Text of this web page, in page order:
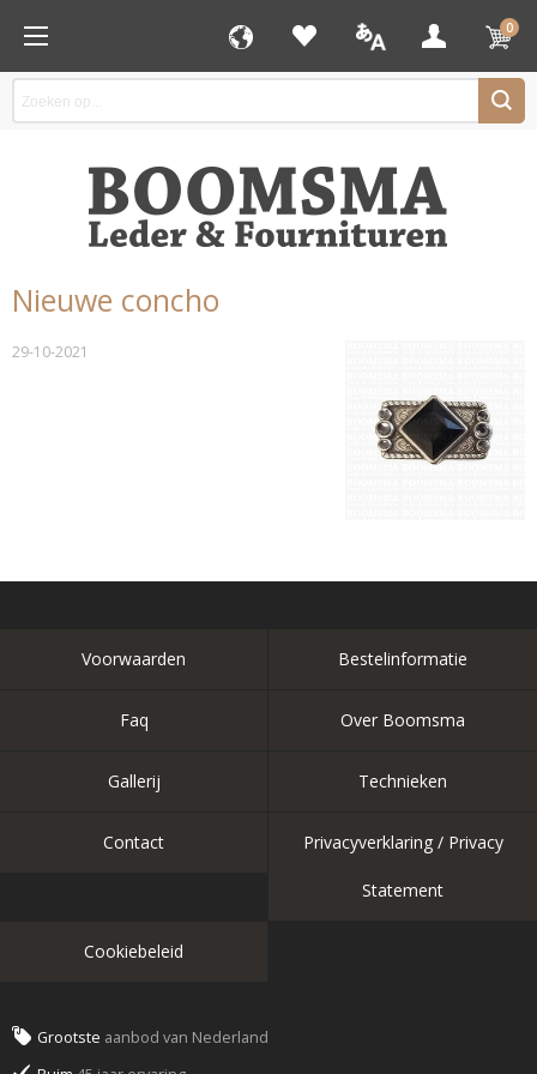
0
Nieuwe concho
29-10-2021
Voorwaarden Bestelinformatie
Faq Over Boomsma
Gallerij Technieken
Contact Privacyverklaring / Privacy
Statement
Cookiebeleid
Grootste aanbod van Nederland